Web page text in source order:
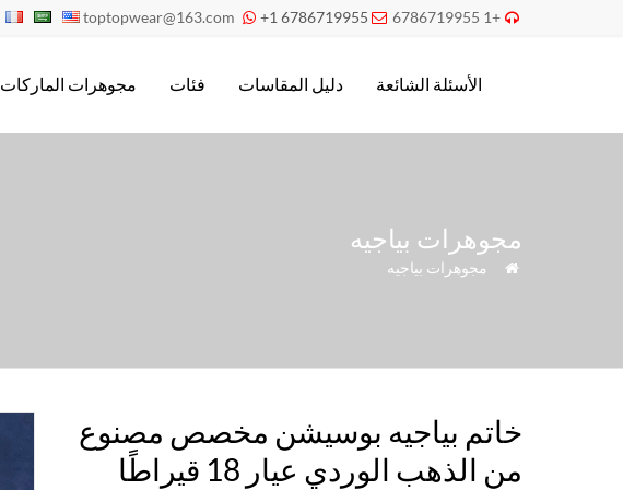

+1 6786719955

toptopwear@163.com  +1 6786719955
مجوهرات الماركات فئات دليل المقاسات الأسئلة الشائعة
مجوهرات بياجيه
 مجوهرات بياجيه
خاتم بياجيه بوسيشن مخصص مصنوع
من الذهب الوردي عيار 18 قيراطًا